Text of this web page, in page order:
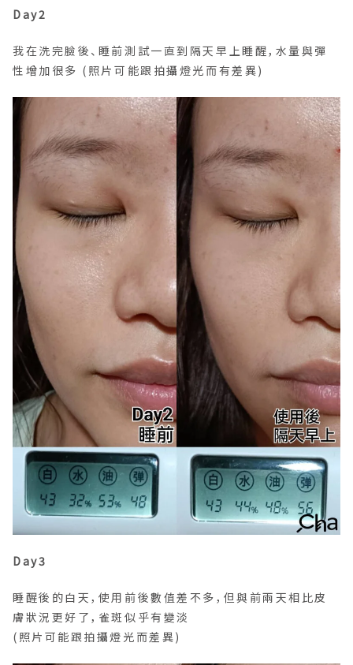
Day2
我在洗完臉後、睡前測試一直到隔天早上睡醒，水量與彈
性增加很多 (照片可能跟拍攝燈光而有差異)
Day3
睡醒後的白天，使用前後數值差不多，但與前兩天相比皮
膚狀況更好了，雀斑似乎有變淡
(照片可能跟拍攝燈光而差異)